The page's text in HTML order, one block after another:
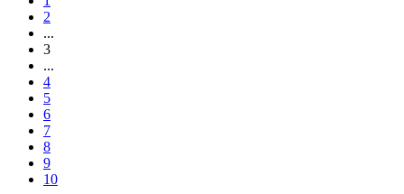
2
...
3
...
4
5
6
7
8
9
10